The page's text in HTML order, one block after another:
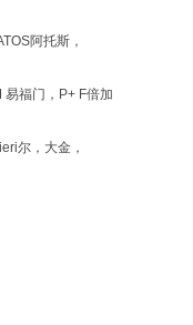
阿托斯，
福门，P+ F倍加
尔，大金，